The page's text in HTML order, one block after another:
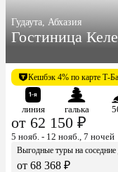
Гудаута, Абхазия
Гостиница
Кешбэк 4% по карте Т-
линия галька
от 62 150 ₽
5 нояб. - 12 нояб., 7 ночей
Выгодные туры на соседние
от 68 368 ₽